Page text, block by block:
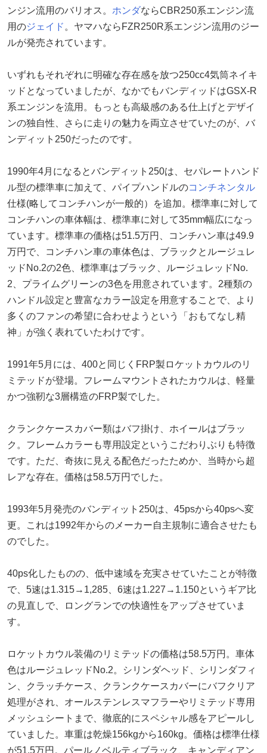
ンジン流用のバリオス。 ホンダならCBR250系エンジン流
用のジェイド 。ヤマハならFZR250R系エンジン流用のジー
ルが発売されています。
いずれもそれぞれに明確な存在感を放つ250cc4気筒ネイキ
ッドとなっていましたが、なかでもバンディッドはGSX-R
系エンジンを流用。もっとも高級感のある仕上げとデザイ
ンの独自性、さらに走りの魅力を両立させていたのが、バ
ンディット250だったのです。
1990年4月になるとバンディット250は、セパレートハンド
ル型の標準車に加えて、パイプハンドルのコンチネンタル
仕様(略してコンチハンが一般的）を追加。標準車に対して
コンチハンの車体幅は、標準車に対して35mm幅広になっ
ています。標準車の価格は51.5万円、コンチハン車は49.9
万円で、コンチハン車の車体色は、ブラックとルージュレ
ッドNo.2の2色、標準車はブラック、ルージュレッドNo.
2、プライムグリーンの3色を用意されています。2種類の
ハンドル設定と豊富なカラー設定を用意することで、より
多くのファンの希望に合わせようという「おもてなし精
神」が強く表れていたわけです。
1991年5月には、400と同じくFRP製ロケットカウルのリ
ミテッドが登場。フレームマウントされたカウルは、軽量
かつ強靭な3層構造のFRP製でした。
クランクケースカバー類はバフ掛け、ホイールはブラッ
ク。フレームカラーも専用設定というこだわりぶりも特徴
です。ただ、奇抜に見える配色だったためか、当時から超
レアな存在。価格は58.5万円でした。
1993年5月発売のバンディット250は、45psから40psへ変
更。これは1992年からのメーカー自主規制に適合させたも
のでした。
40ps化したものの、低中速域を充実させていたことが特徴
で、5速は1.315→1,285、6速は1.227→1.150というギア比
の見直しで、ロングランでの快適性をアップさせていま
す。
ロケットカウル装備のリミテッドの価格は58.5万円。車体
色はルージュレッドNo.2。シリンダヘッド、シリンダフィ
ン、クラッチケース、クランクケースカバーにバフクリア
処理がされ、オールステンレスマフラーやリミテッド専用
メッシュシートまで、徹底的にスペシャル感をアピールし
ていました。車重は乾燥156kgから160kg。価格は標準仕様
が51.5万円。パールノベルティブラック、キャンディアン